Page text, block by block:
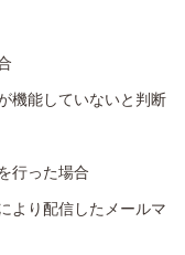
機能していないと判断
行った場合
より配信したメールマ